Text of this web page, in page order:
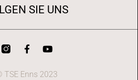
SIE UNS
TSE Enns 2023